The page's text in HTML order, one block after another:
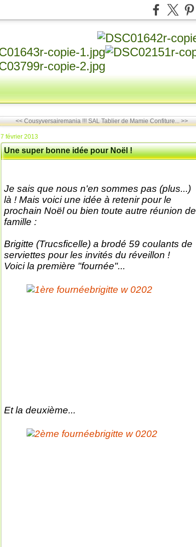
<< Cousyversairemania !!! SAL Tablier de Mamie Confiture... >>
7 février 2013
Une super bonne idée pour Noël !
Je sais que nous n'en sommes pas (plus...)
là ! Mais voici une idée à retenir pour le
prochain Noël ou bien toute autre réunion de
famille :
Brigitte (Trucsficelle) a brodé 59 coulants de
serviettes pour les invités du réveillon !
Voici la première "fournée"...
Et la deuxième...